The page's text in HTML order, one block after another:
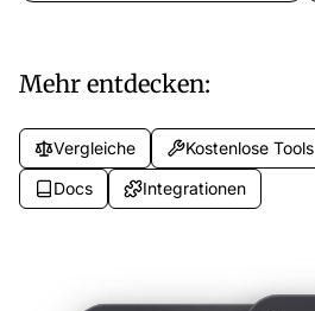
Mehr entdecken:
Vergleiche Kostenlose Tools
Docs
Integrationen